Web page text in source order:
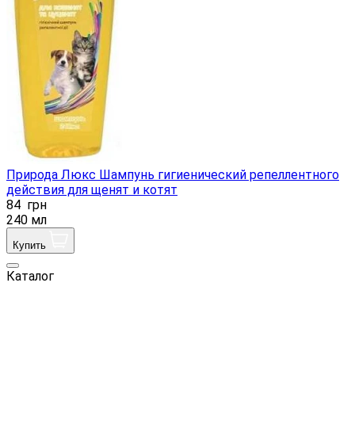
Природа Люкс Шампунь гигиенический репеллентного
действия для щенят и котят
84 грн
240 мл
Купить
Каталог